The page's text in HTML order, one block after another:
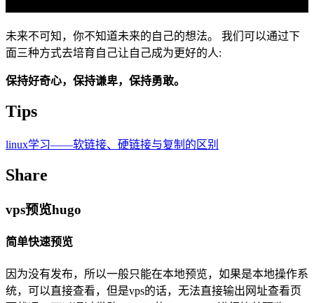
未来不可知，你不知道未来的自己的想法。 我们可以通过下
面三种方式去培育自己让自己成为更好的人:
保持好奇心，保持谦卑，保持勇敢。
Tips
linux学习——软链接、硬链接与复制的区别
Share
vps预览hugo
简单快速预览
因为没有发布，所以一般只能在本地预览，如果是本地操作系
统，可以直接查看，但是vps的话，无法直接输出网址查看页